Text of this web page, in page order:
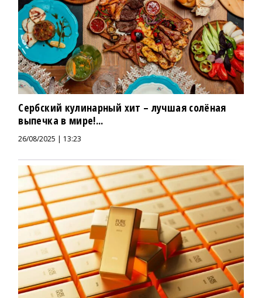
Сербский кулинарный хит – лучшая солёная
выпечка в мире!...
26/08/2025 | 13:23